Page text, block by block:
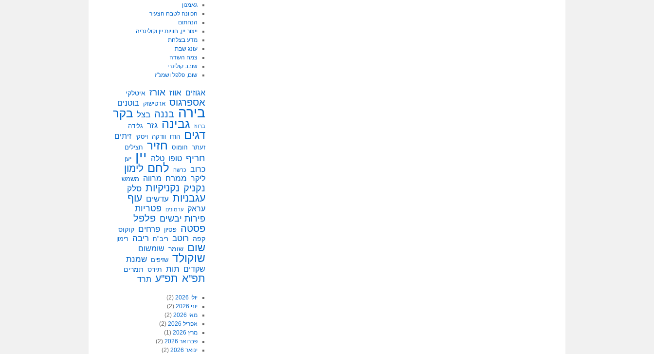
גאמנון
הכוונה לטבח הצעיר
הנחתום
ייצור יין, חוויות יין וקולינריה
מדע בצלחת
עונג שבת
צמח השדה
שובב קולינרי
שום, פלפל ושמנ"ז
אגוזים אווז אורז איטלקי
אספרגוס ארטישוק בוטנים
בירה בננה בצל בקר
ברווז גבינה גזר גלידה
דגים הודו וודקה ויסקי זיתים
זעתר חומוס חזיר חצילים
חריף טופו טלה יין יען
כרוב כרשה לחם לימון
ליקר ממרח מרווה משמש
נקניק נקניקיות סלק
עגבניות עדשים עוף
עראק ערמונים
פטריות
פירות יבשים פלפל
פסטה פסיון פרחים קוקוס
קפה
רוטב ריב"ח ריבה רימון
שום שומר שומשום
שוקולד שזיפים שמנת
שקדים תות תירס תמרים
תפ"א תפ"ע תרד
יולי 2026
(2)
יוני 2026
(2)
מאי 2026
(2)
אפריל 2026
(2)
מרץ 2026
(1)
פברואר 2026
(2)
ינואר 2026
(2)